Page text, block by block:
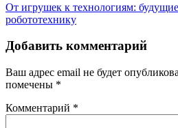
От игрушек к технологиям:
робототехнику
Добавить комментарий
Ваш адрес email не будет
помечены *
Комментарий *